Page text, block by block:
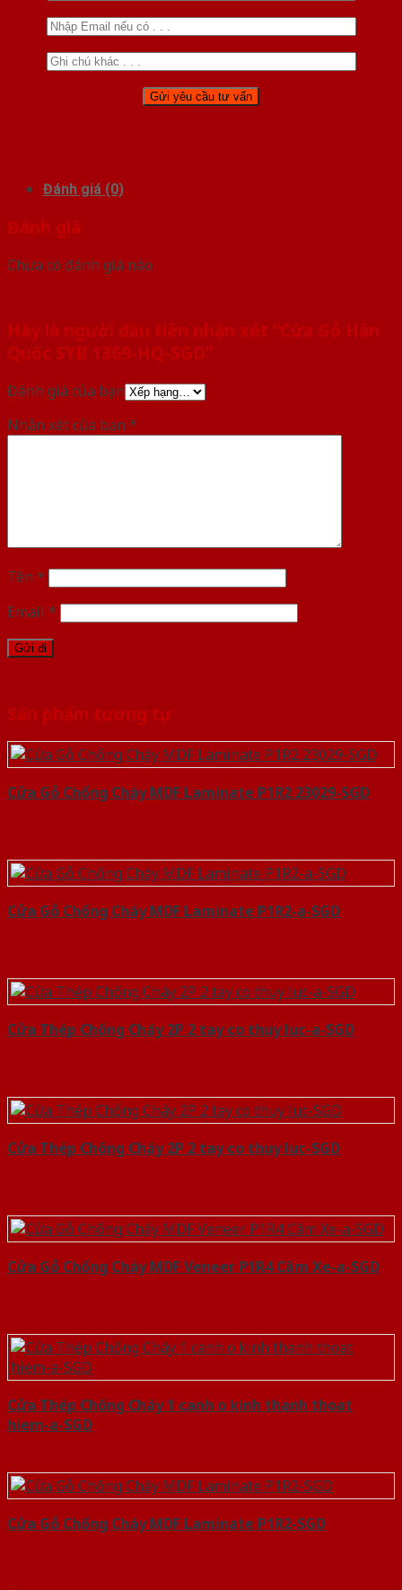
Đánh giá (0)
Đánh giá
Chưa có đánh giá nào.
Hãy là người đầu tiên nhận xét “Cửa Gỗ Hàn
Quốc SYB 1369-HQ-SGD”
Đánh giá của bạn
Nhận xét của bạn *
Tên *
Email *
Sản phẩm tương tự
Cửa Gỗ Chống Cháy MDF Laminate P1R2 23029-SGD
Cửa Gỗ Chống Cháy MDF Laminate P1R2-a-SGD
Cửa Thép Chống Cháy 2P 2 tay co thuy luc-a-SGD
Cửa Thép Chống Cháy 2P 2 tay co thuy luc-SGD
Cửa Gỗ Chống Cháy MDF Veneer P1R4 Căm Xe-a-SGD
Cửa Thép Chống Cháy 1 canh o kinh thanh thoat
hiem-a-SGD
Cửa Gỗ Chống Cháy MDF Laminate P1R2-SGD